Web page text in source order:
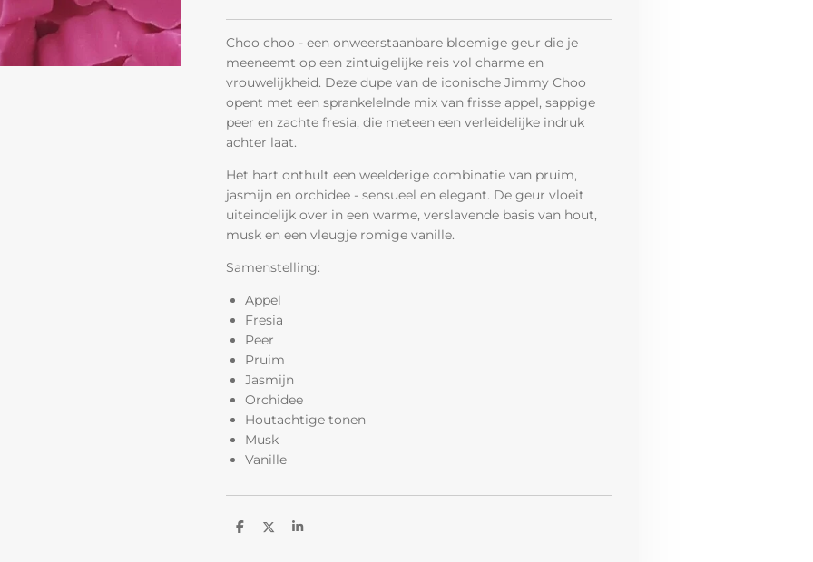
Choo choo - een onweerstaanbare bloemige geur die je
meeneemt op een zintuigelijke reis vol charme en
vrouwelijkheid. Deze dupe van de iconische Jimmy Choo
opent met een sprankelelnde mix van frisse appel, sappige
peer en zachte fresia, die meteen een verleidelijke indruk
achter laat.
Het hart onthult een weelderige combinatie van pruim,
jasmijn en orchidee - sensueel en elegant. De geur vloeit
uiteindelijk over in een warme, verslavende basis van hout,
musk en een vleugje romige vanille.
Samenstelling:
Appel
Fresia
Peer
Pruim
Jasmijn
Orchidee
Houtachtige tonen
Musk
Vanille
D
D
S